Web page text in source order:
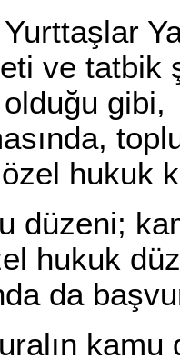
ve tatbik
hukuk
kamu
hukuk
da
kamu